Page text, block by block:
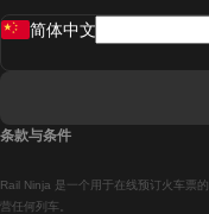
Rail Ninja 是一个用于在线预订火车票
营任何列车。
简体中文
条款与条件